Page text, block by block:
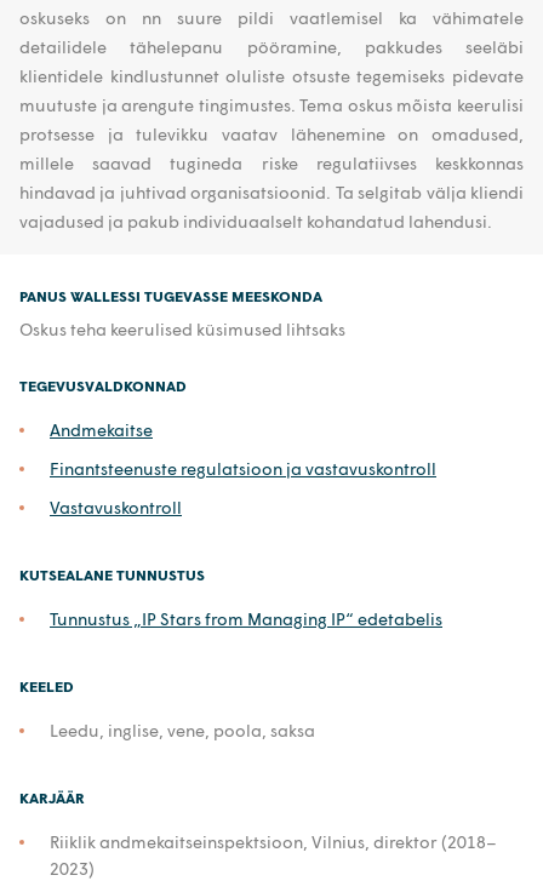
oskuseks on nn suure pildi vaatlemisel ka vähimatele
detailidele tähelepanu pööramine, pakkudes seeläbi
klientidele kindlustunnet oluliste otsuste tegemiseks pidevate
muutuste ja arengute tingimustes. Tema oskus mõista keerulisi
protsesse ja tulevikku vaatav lähenemine on omadused,
millele saavad tugineda riske regulatiivses keskkonnas
hindavad ja juhtivad organisatsioonid. Ta selgitab välja kliendi
vajadused ja pakub individuaalselt kohandatud lahendusi.
PANUS WALLESSI TUGEVASSE MEESKONDA
Oskus teha keerulised küsimused lihtsaks
TEGEVUSVALDKONNAD
Andmekaitse
Finantsteenuste regulatsioon ja vastavuskontroll
Vastavuskontroll
KUTSEALANE TUNNUSTUS
Tunnustus „IP Stars from Managing IP“ edetabelis
KEELED
Leedu, inglise, vene, poola, saksa
KARJÄÄR
Riiklik andmekaitseinspektsioon, Vilnius, direktor (2018–
2023)